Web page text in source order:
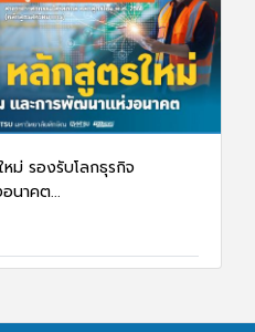
ม่ รองรับโลกธุรกิจ
นาคต...